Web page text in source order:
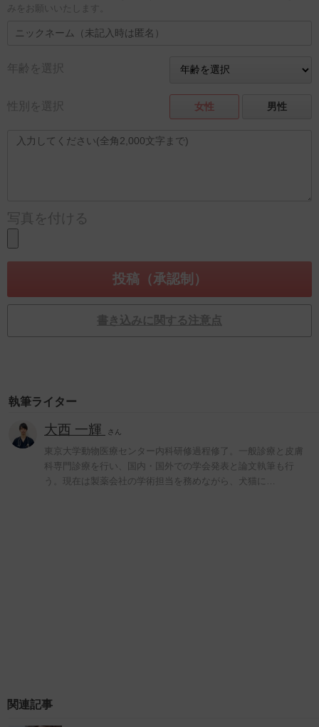
みをお願いいたします。
年齢を選択
性別を選択 女性 男性
写真を付ける
書き込みに関する注意点
執筆ライター
大西 一輝 さん
東京大学動物医療センター内科研修過程修了。一般診療と皮膚
科専門診療を行い、国内・国外での学会発表と論文執筆も行
う。現在は製薬会社の学術担当を務めながら、犬猫に…
関連記事